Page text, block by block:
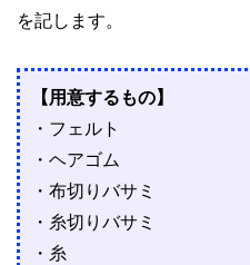
を記します。
【用意するもの】
・フェルト
・ヘアゴム
・布切りバサミ
・糸切りバサミ
・糸